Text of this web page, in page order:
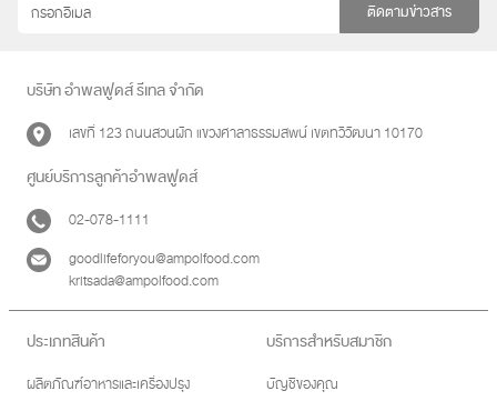
ติดตามข่าวสาร
บริษัท อำพลฟูดส์ รีเทล จำกัด
เลขที่ 123 ถนนสวนผัก แขวงศาลาธรรมสพน์ เขตทวีวัฒนา 10170
ศูนย์บริการลูกค้าอำพลฟูดส์
02-078-1111
goodlifeforyou@ampolfood.com
kritsada@ampolfood.com
ประเภทสินค้า
ผลิตภัณฑ์อาหารและเครื่องปรุง
บริการสำหรับสมาชิก
บัญชีของคุณ